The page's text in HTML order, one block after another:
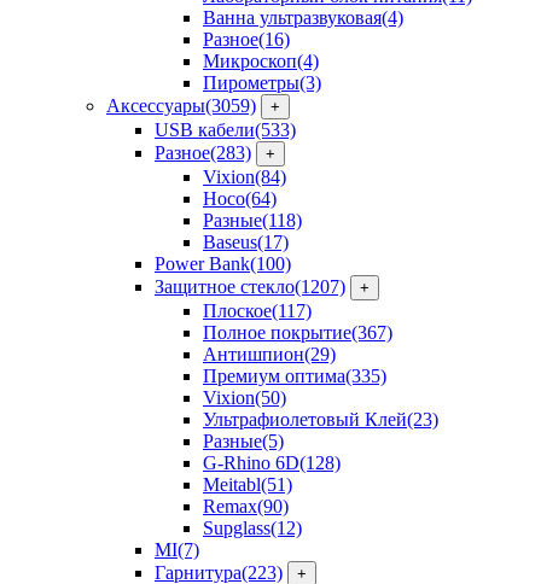
Ванна ультразвуковая(4)
Разное(16)
Микроскоп(4)
Пирометры(3)
Аксессуары(3059) +
USB кабели(533)
Разное(283) +
Vixion(84)
Hoco(64)
Разные(118)
Baseus(17)
Power Bank(100)
Защитное стекло(1207) +
Плоское(117)
Полное покрытие(367)
Антишпион(29)
Премиум оптима(335)
Vixion(50)
Ультрафиолетовый Клей(23)
Разные(5)
G-Rhino 6D(128)
Meitabl(51)
Remax(90)
Supglass(12)
MI(7)
Гарнитура(223) +